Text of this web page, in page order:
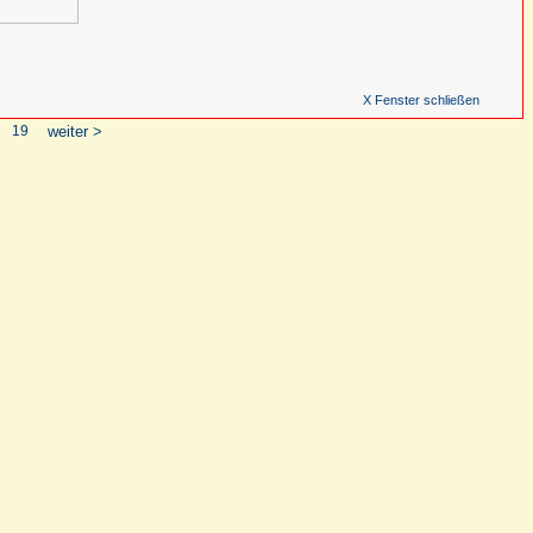
X Fenster schließen
19 weiter >